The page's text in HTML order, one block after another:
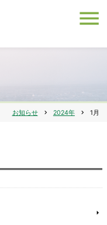
お知らせ chevron_right 2024年 chevron_right 1月